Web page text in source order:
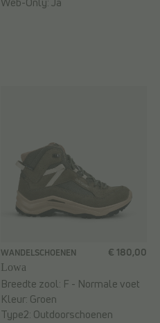
WANDELSCHOENEN
Lowa
€ 180,00
Breedte zool: F - Normale voet
Kleur: Groen
Type2: Outdoorschoenen